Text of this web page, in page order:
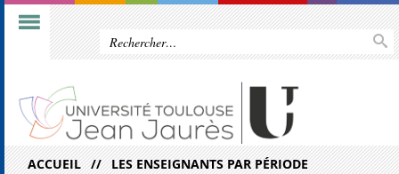
ACCUEIL LES ENSEIGNANTS PAR PÉRIODE